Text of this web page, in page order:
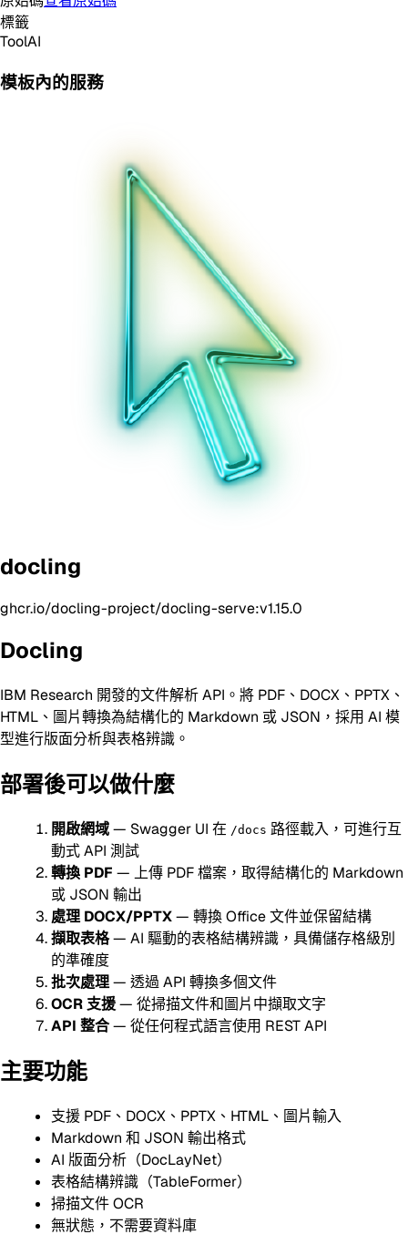
標籤
ToolAI
模板內的服務
docling
ghcr.io/docling-project/docling-serve:v1.15.0
Docling
IBM Research 開發的文件解析 API。將 PDF、DOCX、PPTX、
HTML、圖片轉換為結構化的 Markdown 或 JSON，採用 AI 模
型進行版面分析與表格辨識。
部署後可以做什麼
開啟網域— Swagger UI 在 /docs 路徑載入，可進行互
動式 API 測試
轉換 PDF — 上傳 PDF 檔案，取得結構化的 Markdown
或 JSON 輸出
處理 DOCX/PPTX— 轉換 Office 文件並保留結構
擷取表格— AI 驅動的表格結構辨識，具備儲存格級別
的準確度
批次處理— 透過 API 轉換多個文件
OCR 支援— 從掃描文件和圖片中擷取文字
API 整合— 從任何程式語言使用 REST API
主要功能
支援 PDF、DOCX、PPTX、HTML、圖片輸入
Markdown 和 JSON 輸出格式
AI 版面分析（DocLayNet）
表格結構辨識（TableFormer）
掃描文件 OCR
無狀態，不需要資料庫